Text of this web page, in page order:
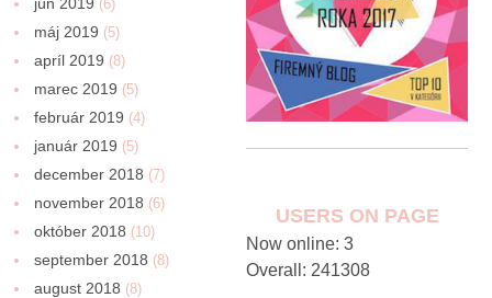
(6)
máj 2019 (5)
apríl 2019 (8)
marec 2019 (5)
február 2019 (4)
január 2019 (5)
december 2018 (7)
november 2018 (6)
október 2018 (10)
september 2018 (8)
august 2018 (8)
USERS ON PAGE
Now online: 3
Overall: 241308